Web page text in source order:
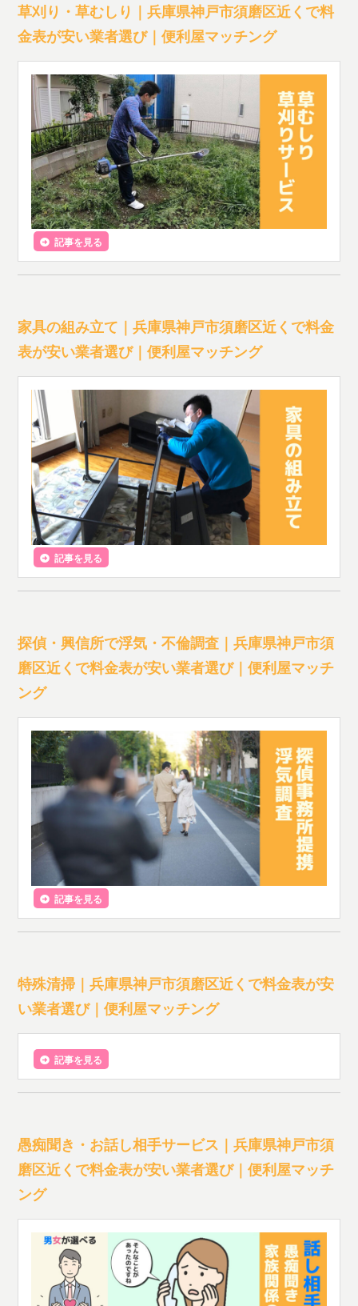
草刈り・草むしり｜兵庫県神戸市須磨区近くで料
金表が安い業者選び｜便利屋マッチング
記事を見る
家具の組み立て｜兵庫県神戸市須磨区近くで料金
表が安い業者選び｜便利屋マッチング
記事を見る
探偵・興信所で浮気・不倫調査｜兵庫県神戸市須
磨区近くで料金表が安い業者選び｜便利屋マッチ
ング
記事を見る
特殊清掃｜兵庫県神戸市須磨区近くで料金表が安
い業者選び｜便利屋マッチング
記事を見る
愚痴聞き・お話し相手サービス｜兵庫県神戸市須
磨区近くで料金表が安い業者選び｜便利屋マッチ
ング